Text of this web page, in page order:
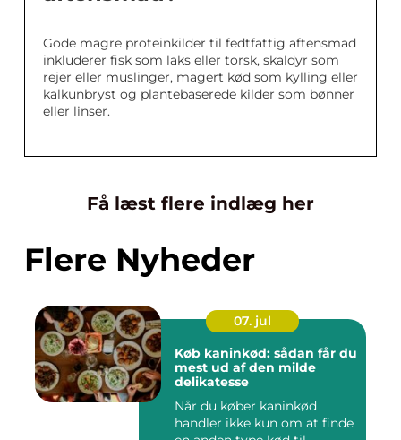
Gode magre proteinkilder til fedtfattig aftensmad
inkluderer fisk som laks eller torsk, skaldyr som
rejer eller muslinger, magert kød som kylling eller
kalkunbryst og plantebaserede kilder som bønner
eller linser.
Få læst flere indlæg her
Flere Nyheder
07. jul
Køb kaninkød: sådan får du
mest ud af den milde
delikatesse
Når du køber kaninkød
handler ikke kun om at finde